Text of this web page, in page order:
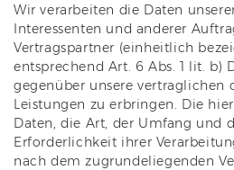
Wir verarbeiten die Daten
Interessenten und anderer
Vertragspartner (einheitlich
entsprechend Art. 6 Abs. 1 lit. b)
gegenüber unsere vertraglichen
Leistungen zu erbringen. Die
Daten, die Art, der Umfang und
Erforderlichkeit ihrer
nach dem zugrundeliegenden